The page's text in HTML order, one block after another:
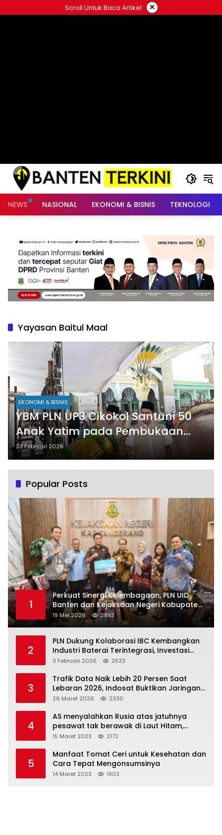
ke
Scroll Untuk Baca Artikel ×
NEWS NASIONAL EKONOMI & BISNIS TEKNOLOGI
Yayasan Baitul Maal
EKONOMI & BISNIS
YBM PLN UP3 Cikokol Santuni 50
Anak Yatim pada Pembukaan
Festival Al Azhom di Tangerang
23 Februari 2026
Popular Posts
1
Perkuat Sinergi Kelembagaan, PLN UID
Banten dan Kejaksaan Negeri Kabupaten
Tangerang Kolaborasi Dukung Pelayanan
Publik
19 Mei 2026 2893
2
PLN Dukung Kolaborasi IBC Kembangkan
Industri Baterai Terintegrasi, Investasi
Capai USD 6 Miliar
3 Februari 2026 2533
3
Trafik Data Naik Lebih 20 Persen Saat
Lebaran 2026, Indosat Buktikan Jaringan
Tangguh Layani Jutaan Pemudik
26 Maret 2026 2330
4
AS menyalahkan Rusia atas jatuhnya
pesawat tak berawak di Laut Hitam,
Moskow menyangkal
15 Maret 2023 2172
5
Manfaat Tomat Ceri untuk Kesehatan dan
Cara Tepat Mengonsumsinya
14 Maret 2023 1903